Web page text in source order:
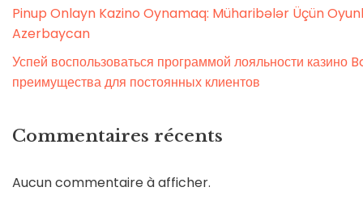
Pinup Onlayn Kazino Oynamaq: Müharibələr Üçün
Azerbaycan
Успей воспользоваться программой лояльности казино
преимущества для постоянных клиентов
Commentaires récents
Aucun commentaire à afficher.